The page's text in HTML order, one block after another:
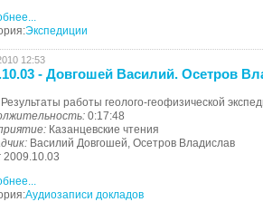
Экспедиции
12:53
- Довгошей Василий. Осетров
Результаты работы геолого-геофизической
0:17:48
Казанцевские чтения
Василий Довгошей, Осетров Владислав
2009.10.03
Аудиозаписи докладов